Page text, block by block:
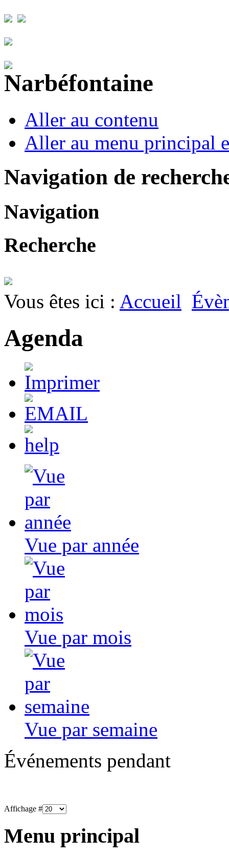
Aller au contenu
Aller au menu principal
Navigation de
Navigation
Recherche
Vous êtes ici : Accueil
Agenda
Vue par année
Vue par mois
Vue par semaine
Événements pendant
Affichage #
Menu principal